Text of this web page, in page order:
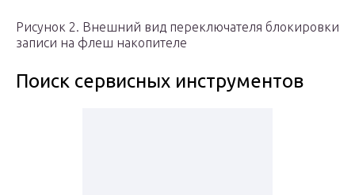
Рисунок 2. Внешний вид переключателя блокировки
записи на флеш накопителе
Поиск сервисных инструментов